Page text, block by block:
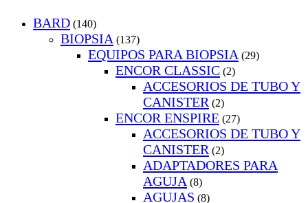
BARD (140)
BIOPSIA (137)
EQUIPOS PARA BIOPSIA (29)
ENCOR CLASSIC (2)
ACCESORIOS DE TUBO Y
CANISTER (2)
ENCOR ENSPIRE (27)
ACCESORIOS DE TUBO Y
CANISTER (2)
ADAPTADORES PARA
AGUJA (8)
AGUJAS (8)